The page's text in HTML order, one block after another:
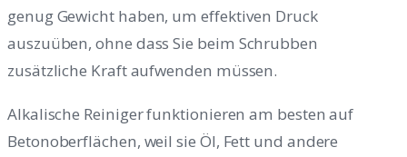
genug Gewicht haben, um effektiven Druck
auszuüben, ohne dass Sie beim Schrubben
zusätzliche Kraft aufwenden müssen.
Alkalische Reiniger funktionieren am besten auf
Betonoberflächen, weil sie Öl, Fett und andere